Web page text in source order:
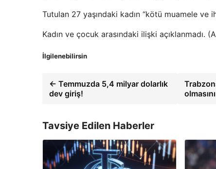
Tutulan 27 yaşındaki kadın “kötü muamele ve
Kadın ve çocuk arasındaki ilişki açıklanmadı.
İlgilenebilirsin
← Temmuzda 5,4 milyar dolarlık
dev giriş!
Tavsiye Edilen Haberler